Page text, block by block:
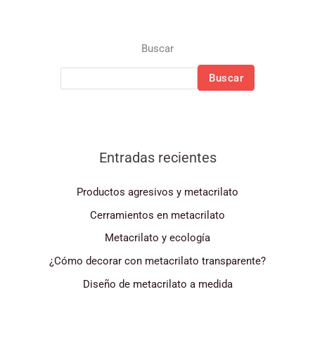
Buscar
Buscar
Entradas recientes
Productos agresivos y metacrilato
Cerramientos en metacrilato
Metacrilato y ecología
¿Cómo decorar con metacrilato transparente?
Diseño de metacrilato a medida